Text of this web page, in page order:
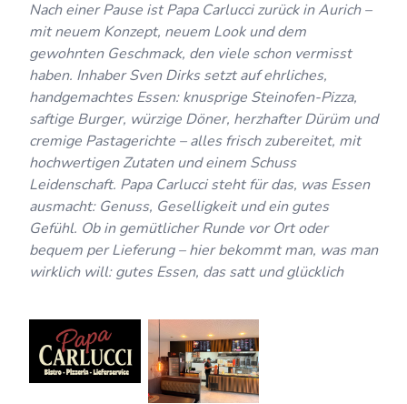
Nach einer Pause ist Papa Carlucci zurück in Aurich –
mit neuem Konzept, neuem Look und dem
gewohnten Geschmack, den viele schon vermisst
haben. Inhaber Sven Dirks setzt auf ehrliches,
handgemachtes Essen: knusprige Steinofen-Pizza,
saftige Burger, würzige Döner, herzhafter Dürüm und
cremige Pastagerichte – alles frisch zubereitet, mit
hochwertigen Zutaten und einem Schuss
Leidenschaft. Papa Carlucci steht für das, was Essen
ausmacht: Genuss, Geselligkeit und ein gutes
Gefühl. Ob in gemütlicher Runde vor Ort oder
bequem per Lieferung – hier bekommt man, was man
wirklich will: gutes Essen, das satt und glücklich